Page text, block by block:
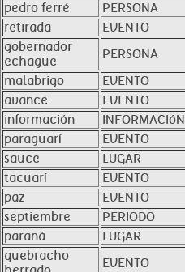
pedro ferré
PERSONA
retirada
EVENTO
gobernador
echagüe
PERSONA
malabrigo
EVENTO
avance
EVENTO
información
INFORMACIóN
paraguarí
EVENTO
sauce
LUGAR
tacuarí
EVENTO
paz
EVENTO
septiembre
PERIODO
paraná
LUGAR
quebracho
EVENTO